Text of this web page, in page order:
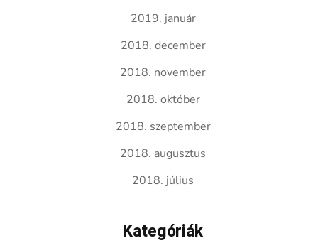
2019. január
2018. december
2018. november
2018. október
2018. szeptember
2018. augusztus
2018. július
Kategóriák